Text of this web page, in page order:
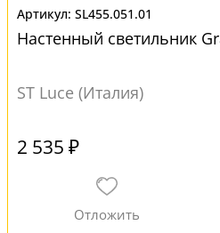
SL455.051.01
Настенный светильник
ST Luce (Италия)
2 535 ₽